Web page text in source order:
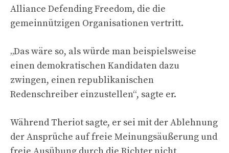
Alliance Defending Freedom, die die
gemeinnützigen Organisationen vertritt.
„Das wäre so, als würde man beispielsweise
einen demokratischen Kandidaten dazu
zwingen, einen republikanischen
Redenschreiber einzustellen“, sagte er.
Während Theriot sagte, er sei mit der Ablehnung
der Ansprüche auf freie Meinungsäußerung und